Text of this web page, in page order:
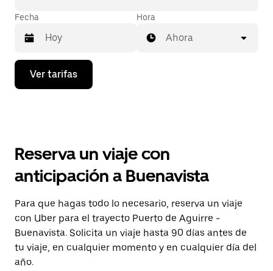
Fecha
Presiona
flecha
el
y
selecciona
una
fecha.
Presiona
la
tecla Esc
para
cerrar
Hora
Ahora
Ver tarifas
Reserva un viaje con
anticipación a Buenavista
Para que hagas todo lo necesario, reserva un viaje
con Uber para el trayecto Puerto de Aguirre -
Buenavista. Solicita un viaje hasta 90 días antes de
tu viaje, en cualquier momento y en cualquier día del
año.